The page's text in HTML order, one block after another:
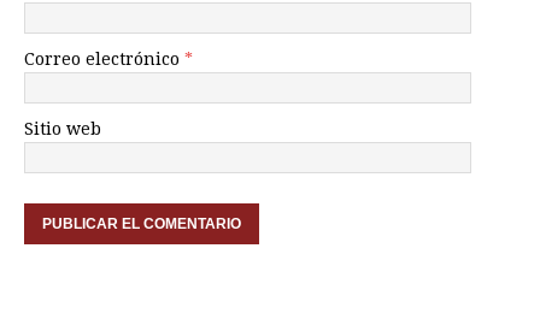
Correo electrónico *
Sitio web